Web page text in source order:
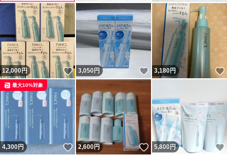
12,000円 いいね！
3,050円 いいね！
3,180円
4,300円 いいね！
最大10%対象
2,600円 いいね！
5,800円